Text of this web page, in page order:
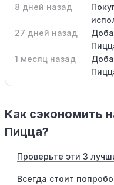
8 дней назад
27 дней назад
1 месяц назад
Как сэкономить
Пицца?
Проверьте эти 3
Всегда стоит